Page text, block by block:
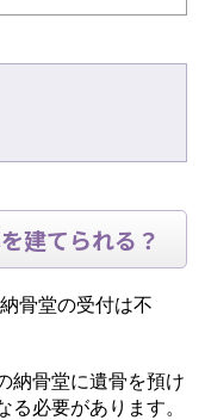
建てられる？
骨堂の受付は不
納骨堂に遺骨を預け
必要があります。